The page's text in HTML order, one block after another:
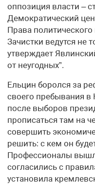
оппозиция власти –
Демократический
Права
Зачистки ведутся не
утверждает
от неугодных”.
Ельцин боролся за
своего пребывания в
после выборов
прописаться там на
совершить
решить: с кем он
Профессионалы
согласились с
установила